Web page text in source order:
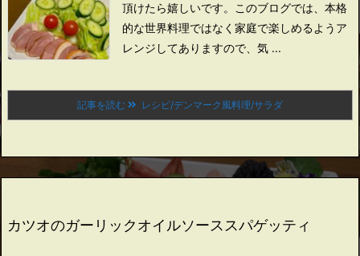
頂けたら嬉しいです。
このブログでは、本格
的な世界料理ではなく家庭で楽しめるようア
レンジしてありますので、 気 ...
記事を読む レシピ/デンマーク風料理/サラダ
カツオのガーリックオイルソーススパゲッティ